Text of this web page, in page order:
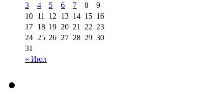
« Июл
3
4 5 6 7 8
9
10 11 12 13 14 15 16
17 18 19 20 21 22 23
24 25 26 27 28 29 30
31